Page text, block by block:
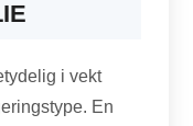
i vekt
En